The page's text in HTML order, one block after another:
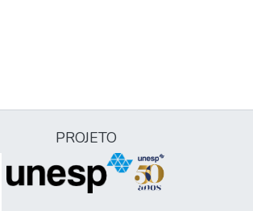
PROJETO